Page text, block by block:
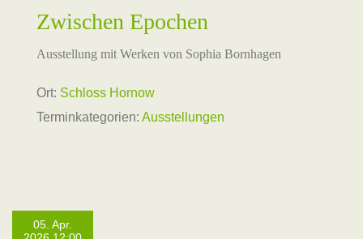
Zwischen Epochen
Ausstellung mit Werken von Sophia Bornhagen
Ort: Schloss Hornow
Terminkategorien: Ausstellungen
05. Apr.